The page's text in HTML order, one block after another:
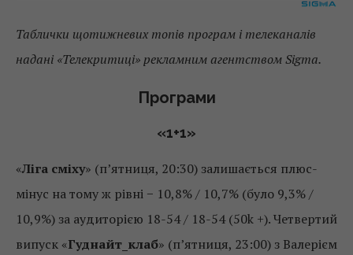
Таблички щотижневих топів програм і телеканалів
надані «Телекритиці» рекламним агентством Sigmа.
Програми
«1+1»
«Ліга сміху» (п’ятниця, 20:30) залишається плюс-
мінус на тому ж рівні − 10,8% / 10,7% (було 9,3% /
10,9%) за аудиторією 18-54 / 18-54 (50k +). Четвертий
випуск «Гуднайт_клаб» (п’ятниця, 23:00) з Валерієм